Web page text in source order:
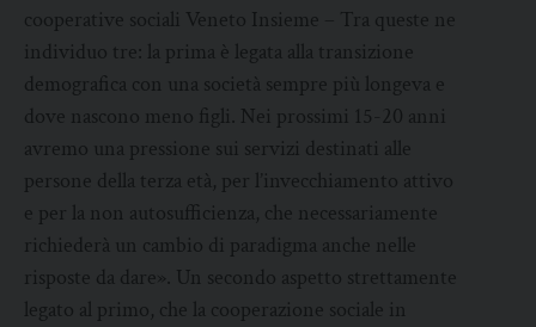
cooperative sociali Veneto Insieme – Tra queste ne
individuo tre: la prima è legata alla transizione
demografica con una società sempre più longeva e
dove nascono meno figli. Nei prossimi 15-20 anni
avremo una pressione sui servizi destinati alle
persone della terza età, per l’invecchiamento attivo
e per la non autosufficienza, che necessariamente
richiederà un cambio di paradigma anche nelle
risposte da dare». Un secondo aspetto strettamente
legato al primo, che la cooperazione sociale in